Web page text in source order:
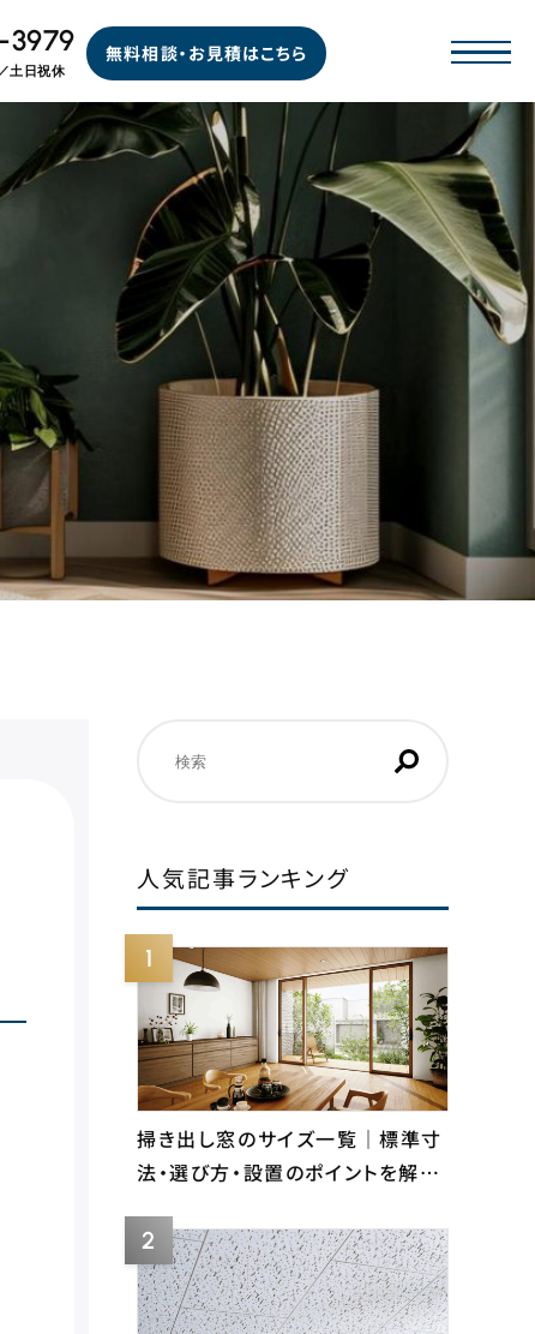
土日祝休
無料相談・お見積はこちら
人気記事ランキング
掃き出し窓のサイズ一覧｜標準寸
法・選び方・設置のポイントを解…